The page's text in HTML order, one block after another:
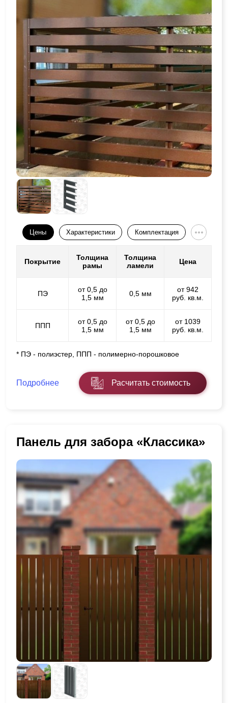
Цены Характеристики Комплектация
Покрытие
Толщина
рамы
Толщина
ламели
Цена
ПЭ
от 0,5 до
1,5 мм
0,5 мм
от 942
руб. кв.м.
ППП
от 0,5 до
1,5 мм
от 0,5 до
1,5 мм
от 1039
руб. кв.м.
* ПЭ - полиэстер, ППП - полимерно-порошковое
Подробнее Расчитать стоимость
Панель для забора «Классика»